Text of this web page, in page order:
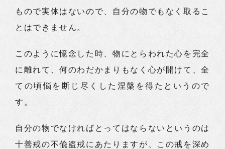
もので実体はないので、自分の物でもなく取るこ
とはできません。
このように憶念した時、物にとらわれた心を完全
に離れて、何のわだかまりもなく心が開けて、全
ての頃悩を断じ尽くした涅槃を得たというので
す。
自分の物でなければとってはならないというのは
十善戒の不偸盗戒にあたりますが、この戒を深め